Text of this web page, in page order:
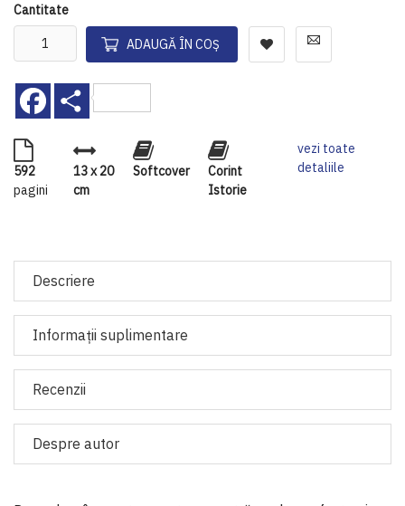
Cantitate
ADAUGĂ ÎN COȘ
Facebook
592
pagini
13 x 20
cm
Softcover
Corint
Istorie
vezi toate
detaliile
Descriere
Informaţii suplimentare
Recenzii
Despre autor